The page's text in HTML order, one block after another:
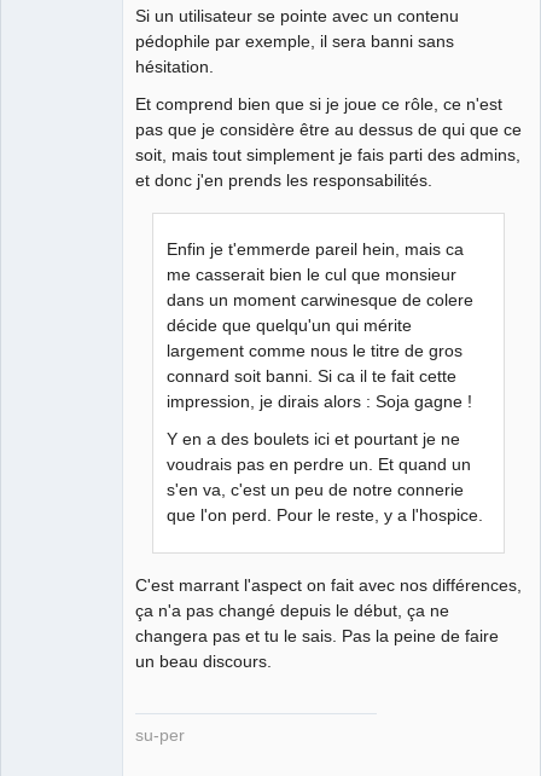
Si un utilisateur se pointe avec un contenu
pédophile par exemple, il sera banni sans
hésitation.
Et comprend bien que si je joue ce rôle, ce n'est
pas que je considère être au dessus de qui que ce
soit, mais tout simplement je fais parti des admins,
et donc j'en prends les responsabilités.
Enfin je t'emmerde pareil hein, mais ca
me casserait bien le cul que monsieur
dans un moment carwinesque de colere
décide que quelqu'un qui mérite
largement comme nous le titre de gros
connard soit banni. Si ca il te fait cette
impression, je dirais alors : Soja gagne !
Y en a des boulets ici et pourtant je ne
voudrais pas en perdre un. Et quand un
s'en va, c'est un peu de notre connerie
que l'on perd. Pour le reste, y a l'hospice.
C'est marrant l'aspect on fait avec nos différences,
ça n'a pas changé depuis le début, ça ne
changera pas et tu le sais. Pas la peine de faire
un beau discours.
su-per